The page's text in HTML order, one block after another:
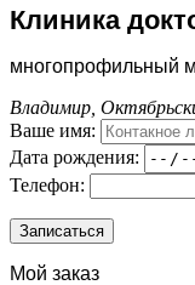
Клиника
многопрофильный
Владимир,
Ваше имя:
Дата рождения:
Телефон:
Мой заказ